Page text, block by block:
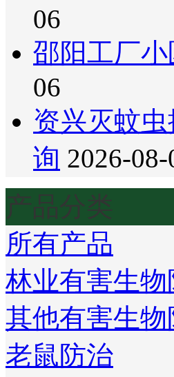
06
邵阳工厂
06
资兴灭蚊
询 2026-08-
产品分类
所有产品
林业有害生物
其他有害生物
老鼠防治